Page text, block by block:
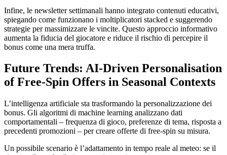
Infine, le newsletter settimanali hanno integrato contenuti educativi,
spiegando come funzionano i moltiplicatori stacked e suggerendo
strategie per massimizzare le vincite. Questo approccio informativo
aumenta la fiducia del giocatore e riduce il rischio di percepire il
bonus come una mera truffa.
Future Trends: AI‑Driven Personalisation
of Free‑Spin Offers in Seasonal Contexts
L’intelligenza artificiale sta trasformando la personalizzazione dei
bonus. Gli algoritmi di machine learning analizzano dati
comportamentali – frequenza di gioco, preferenze di tema, risposta a
precedenti promozioni – per creare offerte di free‑spin su misura.
Un possibile scenario è l’adattamento in tempo reale al meteo: se il